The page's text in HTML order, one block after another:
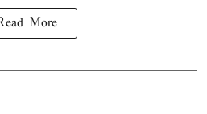
More